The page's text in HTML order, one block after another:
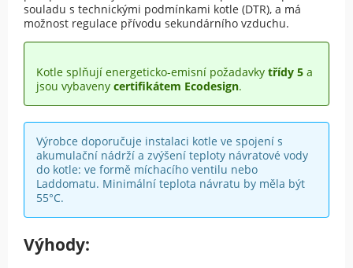
souladu s technickými podmínkami kotle (DTR), a má
možnost regulace přívodu sekundárního vzduchu.
Kotle splňují energeticko-emisní požadavky třídy 5 a
jsou vybaveny certifikátem Ecodesign.
Výrobce doporučuje instalaci kotle ve spojení s
akumulační nádrží a zvýšení teploty návratové vody
do kotle: ve formě míchacího ventilu nebo
Laddomatu. Minimální teplota návratu by měla být
55°C.
Výhody: